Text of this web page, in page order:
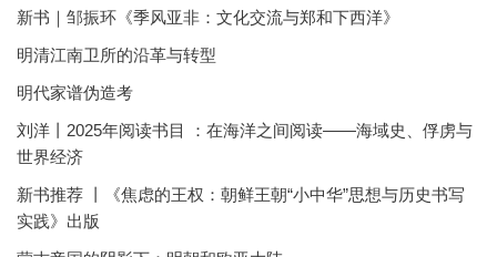
新书｜邹振环《季风亚非：文化交流与郑和下西洋》
明清江南卫所的沿革与转型
明代家谱伪造考
刘洋丨2025年阅读书目 ：在海洋之间阅读——海域史、俘虏与
世界经济
新书推荐 丨《焦虑的王权：朝鲜王朝“小中华”思想与历史书写
实践》出版